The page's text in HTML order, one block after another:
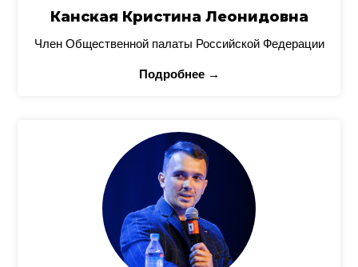
Канская Кристина Леонидовна
Член Общественной палаты Российской Федерации
Подробнее →